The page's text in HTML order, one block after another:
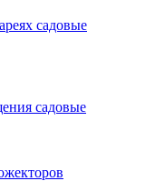
садовые
садовые